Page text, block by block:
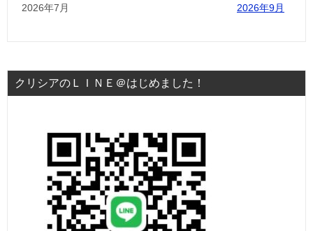
2026年7月 2026年9月
クリシアのＬＩＮＥ＠はじめました！